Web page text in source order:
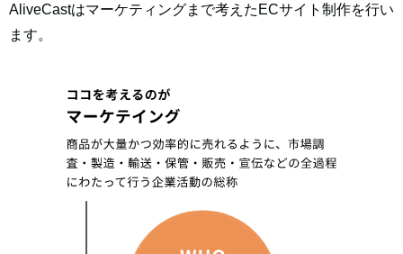
AliveCastはマーケティングまで考えたECサイト制作を行い
ます。